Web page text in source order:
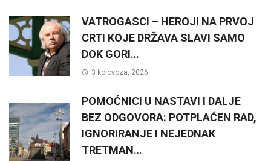
VATROGASCI – HEROJI NA PRVOJ
CRTI KOJE DRŽAVA SLAVI SAMO
DOK GORI…
3 kolovoza, 2026
POMOĆNICI U NASTAVI I DALJE
BEZ ODGOVORA: POTPLAĆEN RAD,
IGNORIRANJE I NEJEDNAK
TRETMAN…